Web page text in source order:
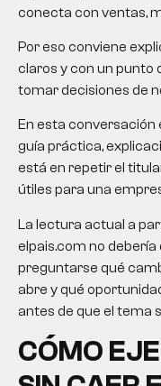
conecta con ventas,
Por eso conviene
claros y con un punto
tomar decisiones de
En esta
guía práctica,
está en repetir el
útiles para una
La lectura actual a
elpais.com no debería
preguntarse qué
abre y qué
antes de que el tema
CÓMO